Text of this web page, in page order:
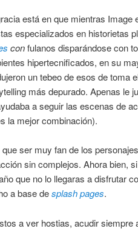
está en que mientras
especializados en historietas
confulanos disparándose con
hipertecnificados, en su
un tebeo de esos de toma
más depurado. Apenas le
a seguir las escenas de
la mejor combinación).
que ser muy fan de los
sin complejos. Ahora bien,
que no lo llegaras a disfrutar
a base desplash pages.
a ver hostias, acudir siempre